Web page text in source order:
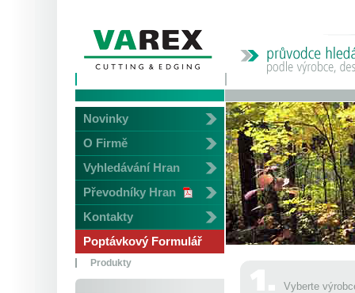
Novinky
O Firmě
Vyhledávání Hran
Převodníky Hran
Kontakty
Poptávkový Formulář
Produkty
Vyberte